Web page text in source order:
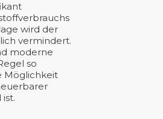
wird der
vermindert.
moderne
so
Möglichkeit